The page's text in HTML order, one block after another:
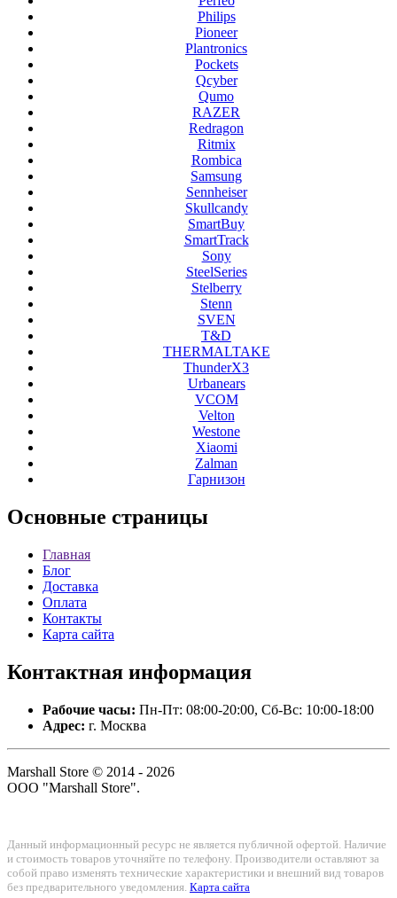
Philips
Pioneer
Plantronics
Pockets
Qcyber
Qumo
RAZER
Redragon
Ritmix
Rombica
Samsung
Sennheiser
Skullcandy
SmartBuy
SmartTrack
Sony
SteelSeries
Stelberry
Stenn
SVEN
T&D
THERMALTAKE
ThunderX3
Urbanears
VCOM
Velton
Westone
Xiaomi
Zalman
Гарнизон
Основные страницы
Главная
Блог
Доставка
Оплата
Контакты
Карта сайта
Контактная информация
Рабочие часы: Пн-Пт: 08:00-20:00, Сб-Вс: 10:00-18:00
Адрес: г. Москва
Marshall Store © 2014 - 2026
ООО "Marshall Store".
Данный информационный ресурс не является публичной офертой. Наличие
и стоимость товаров уточняйте по телефону. Производители оставляют за
собой право изменять технические характеристики и внешний вид товаров
без предварительного уведомления. Карта сайта